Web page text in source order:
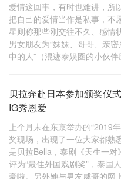
爱情这回事，有时也难讲，所
把自己的爱情当作是私事，不
星则称那些刚交往不久、感情
男女朋友为“妹妹、哥哥、亲
中的人”（混迹泰娱圈的小伙
贝拉奔赴日本参加颁奖仪
IG秀恩爱
上个月末在东京举办的“2019
奖现场，出现了一位大家都熟
是贝拉Bella，泰剧《天生一对
评为“最佳外国戏剧奖”，泰国
豪啦。另外她与男友威哥的网